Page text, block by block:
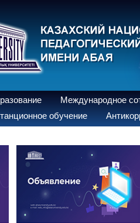
Международное
обучение